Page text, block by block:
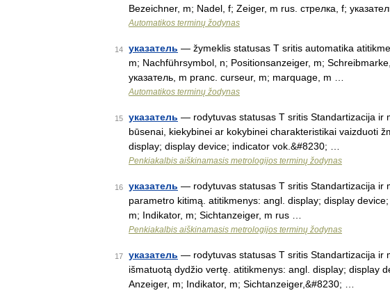
Bezeichner, m; Nadel, f; Zeiger, m rus. стрелка, f;
Automatikos terminų žodynas
14 указатель — žymeklis statusas T sritis automatika
m; Nachführsymbol, n; Positionsanzeiger, m;
указатель, m pranc. curseur, m; marquage, m …
Automatikos terminų žodynas
15 указатель — rodytuvas statusas T sritis Standartizacija ir
būsenai, kiekybinei ar kokybinei charakteristikai vaizduoti
display; display device; indicator vok.&#8230; …
Penkiakalbis aiškinamasis metrologijos terminų žodynas
16 указатель — rodytuvas statusas T sritis Standartizacija ir
parametro kitimą. atitikmenys: angl. display; display
m; Indikator, m; Sichtanzeiger, m rus …
Penkiakalbis aiškinamasis metrologijos terminų žodynas
17 указатель — rodytuvas statusas T sritis Standartizacija ir
išmatuotą dydžio vertę. atitikmenys: angl. display; display
Anzeiger, m; Indikator, m; Sichtanzeiger,&#8230; …